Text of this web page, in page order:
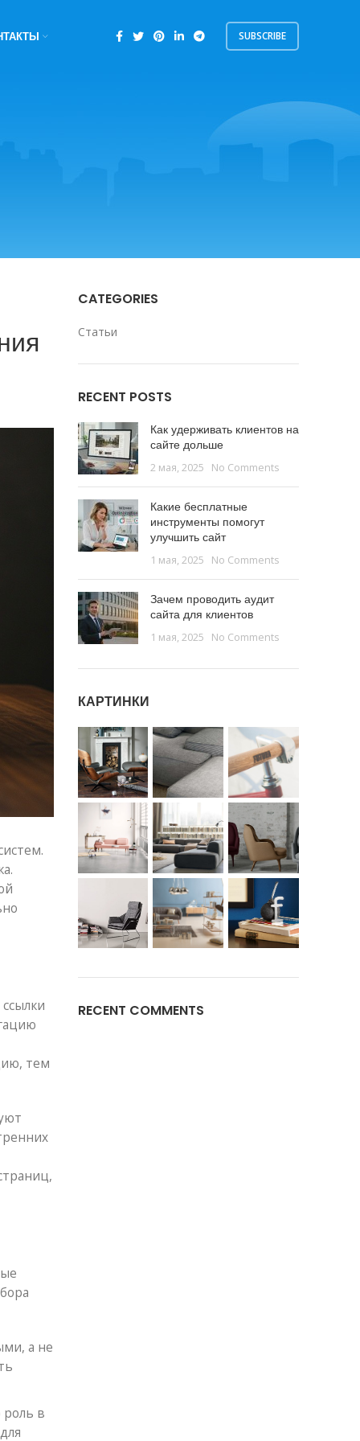
SUBSCRIBE
тем
а не
роль в
CATEGORIES
Статьи
RECENT POSTS
Как удерживать клиентов на
сайте дольше
2 мая, 2025 No Comments
Какие бесплатные
инструменты помогут
улучшить сайт
1 мая, 2025 No Comments
Зачем проводить аудит
сайта для клиентов
1 мая, 2025 No Comments
КАРТИНКИ
RECENT COMMENTS